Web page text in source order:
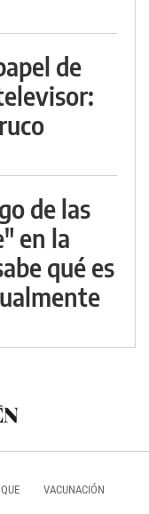
de
de las
en la
qué es
VACUNACIÓN